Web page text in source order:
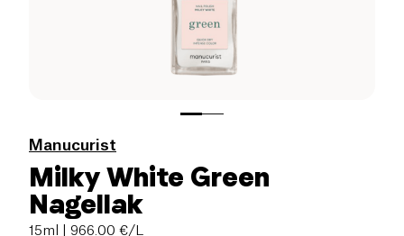
Manucurist
Milky White Green
Nagellak
15ml | 966.00 €/L